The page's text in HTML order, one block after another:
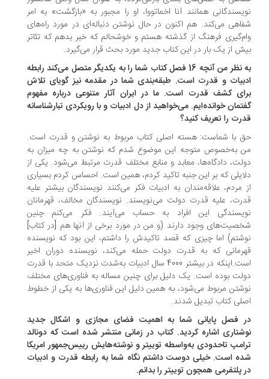
همانند آنا اخماتووا، او را مجبور به «بازگشت» به امر
می‌کند. هم اکنون در حال نوشتن دنباله‌ای در مورد راه‌های
فرهنگ از گذشته هستم و خوشحالم که خبر بدهم که تئاتر
از یک بار در این کتاب جدید مورد بحث قرار می‌گیرد.
به نظر من آنچه 16 فصل کتاب شما را به یکدیگر متصل می‌کند رابطه
و قدرت است. طبقه‌بندی شما در مقدمه نیز گویای تلاش
کشف قدرت است. ما در ایران آثار متنوعی درباره مفهوم
خوانده‌ایم. می‌خواهید از دل ادبیات و با رویکردی تبارشناسانه
را تعریف کنید؟
با شماست: هسته اصلی کتاب مربوط به نوشتن و قدرت است.
به‌خصوص متوجه این موضوع شدم که نوشتن به چه میزان به
دادگاه‌ها، معابد و منابع مختلف قدرت مرتبط می‌شود. یکی از
که بر این جنبه تاکید کردم، همین است. احساس کردم بسیاری
مردم، علاقه‌مندان به ادبیات فکر می‌کنند نویسندگان بیشتر علیه
علیه قدرت دولت می‌نویسند. نویسندگان مخالف، قهرمانان
این افراد به حساب می‌آیند. فکر می‌کنم چنین
وجود دارند (و من در مورد برخی از آنها هم [در کتاب]
اما چیزی که قصد تاکیدش را داشتم، این بود که نویسنده
که به قدرت دولت حمله می‌کند، نویسنده دوران اخیر
است.اینکه در بیشتر 4000 سال ادبیات به‌شدت نزدیک متحد با قدرت
بوده است. یک دلیل برای چنین مساله به فناوری‌های مختلف
مربوط می‌شود، به همین دلیل این فناوری‌ها به یکی از خطوط
کتاب تبدیل شدند.
فصل پایانی شما به اهمیت فضای مجازی و اشکال جدید
اشاره کردید. کتاب در زمانی منتشر شده است که دونالد
تاحدودی به‌واسطه توییتر و نوشته‌هایش رییس‌جمهور امریکا
است. خیلی دوست داشتم نگاه شما به رابطه قدرت و ادبیات
پلتفرمی همچون توییتر را بدانم.